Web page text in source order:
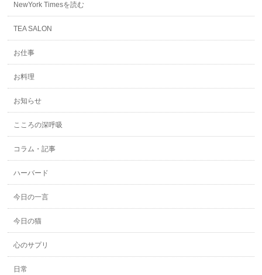
NewYork Timesを読む
TEA SALON
お仕事
お料理
お知らせ
こころの深呼吸
コラム・記事
ハーバード
今日の一言
今日の猫
心のサプリ
日常